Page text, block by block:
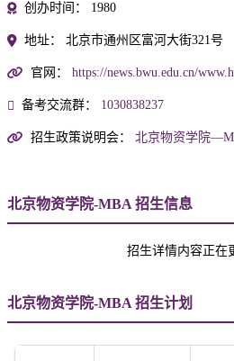
创办时间： 1980
地址： 北京市通州区富河大街321号
官网： https://news.bwu.edu.cn/
备考交流群： 1030838237
招生政策说明会： 北京物资学院
北京物资学院-MBA 招生信息
招生详情内容正在
北京物资学院-MBA 招生计划